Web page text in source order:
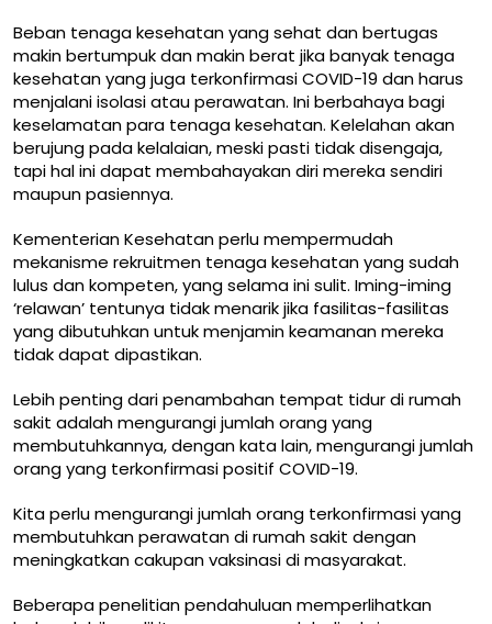
Beban tenaga kesehatan yang sehat dan bertugas
makin bertumpuk dan makin berat jikabanyak tenaga
kesehatan yang juga terkonfirmasi COVID-19 dan harus
menjalani isolasi atau perawatan. Ini berbahaya bagi
keselamatan para tenaga kesehatan. Kelelahan akan
berujung pada kelalaian, meski pasti tidak disengaja,
tapi hal ini dapat membahayakan diri mereka sendiri
maupun pasiennya.
Kementerian Kesehatan perlu mempermudah
mekanisme rekruitmen tenaga kesehatan yang sudah
lulus dan kompeten, yang selama ini sulit. Iming-iming
‘relawan’ tentunya tidak menarik jika fasilitas-fasilitas
yang dibutuhkan untuk menjamin keamanan mereka
tidak dapat dipastikan.
Lebih penting dari penambahan tempat tidur di rumah
sakit adalah mengurangi jumlah orang yang
membutuhkannya, dengan kata lain, mengurangi jumlah
orang yang terkonfirmasi positif COVID-19.
Kita perlu mengurangi jumlah orang terkonfirmasi yang
membutuhkan perawatan di rumah sakit dengan
meningkatkan cakupan vaksinasi di masyarakat.
Beberapapenelitian pendahuluanmemperlihatkan